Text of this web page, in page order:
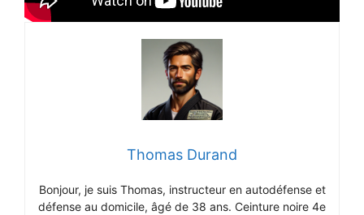
Thomas Durand
Bonjour, je suis Thomas, instructeur en autodéfense et
défense au domicile, âgé de 38 ans. Ceinture noire 4e